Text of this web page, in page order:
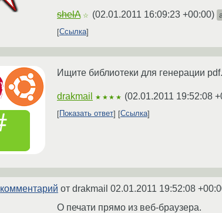
shelA ☆ (02.01.2011 16:09:23 +00:00)
Ссылка
Ищите библиотеки для генерации
drakmail ★★★★ (02.01.2011 19:52:08
Показать ответ Ссылка
комментарий от drakmail 02.01.2011 19:52:08
О печати прямо из веб-браузера.